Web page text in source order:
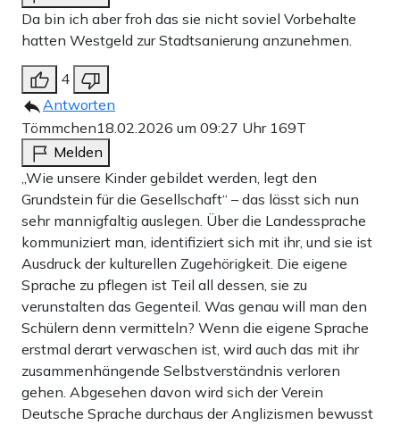
Da bin ich aber froh das sie nicht soviel Vorbehalte
hatten Westgeld zur Stadtsanierung anzunehmen.
4
Antworten
Tömmchen18.02.2026 um 09:27 Uhr 169T
Melden
„Wie unsere Kinder gebildet werden, legt den
Grundstein für die Gesellschaft“ – das lässt sich nun
sehr mannigfaltig auslegen. Über die Landessprache
kommuniziert man, identifiziert sich mit ihr, und sie ist
Ausdruck der kulturellen Zugehörigkeit. Die eigene
Sprache zu pflegen ist Teil all dessen, sie zu
verunstalten das Gegenteil. Was genau will man den
Schülern denn vermitteln? Wenn die eigene Sprache
erstmal derart verwaschen ist, wird auch das mit ihr
zusammenhängende Selbstverständnis verloren
gehen. Abgesehen davon wird sich der Verein
Deutsche Sprache durchaus der Anglizismen bewusst